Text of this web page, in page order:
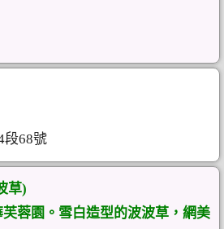
段68號
草)
芙蓉園。雪白造型的波波草，網美